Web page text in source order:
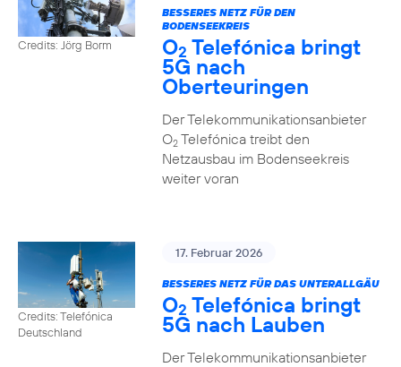
Credits: Jörg Borm
BESSERES NETZ FÜR DEN
BODENSEEKREIS
O2 Telefónica bringt
5G nach
Oberteuringen
Der Telekommunikationsanbieter
O2Telefónica treibt den
Netzausbau im Bodenseekreis
weiter voran
Credits: Telefónica
Deutschland
17. Februar 2026
BESSERES NETZ FÜR DAS UNTERALLGÄU
O2 Telefónica bringt
5G nach Lauben
Der Telekommunikationsanbieter